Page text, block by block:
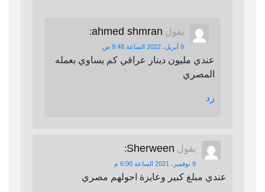
يقول ahmed shmran
:
9 أبريل، 2022 الساعة 9:48 ص
عندي مليون دينار عراقي كم يساوي بعمله
المصري
رد
يقول Sherween
:
9 نوفمبر، 2021 الساعة 6:00 م
عندي مبلغ كبير وعايزة احولهم مصري